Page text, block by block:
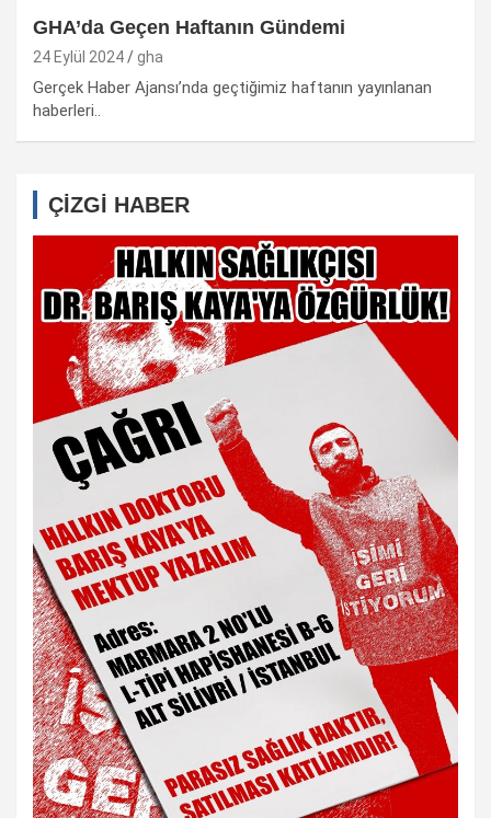
GHA’da Geçen Haftanın Gündemi
24 Eylül 2024 gha
Gerçek Haber Ajansı’nda geçtiğimiz haftanın yayınlanan
haberleri..
ÇİZGİ HABER